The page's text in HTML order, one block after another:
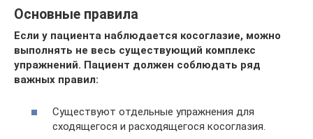
Основные правила
Если у пациента наблюдается косоглазие, можно
выполнять не весь существующий комплекс
упражнений. Пациент должен соблюдать ряд
важных правил:
Существуют отдельные упражнения для
сходящегося и расходящегося косоглазия.